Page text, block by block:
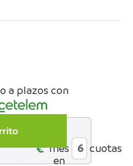
a plazos con
€*mes
en
cuotas